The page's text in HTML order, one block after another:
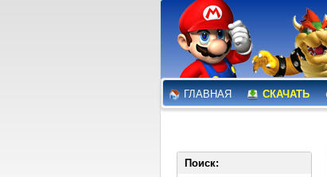
ГЛАВНАЯ СКАЧАТЬ
Поиск: